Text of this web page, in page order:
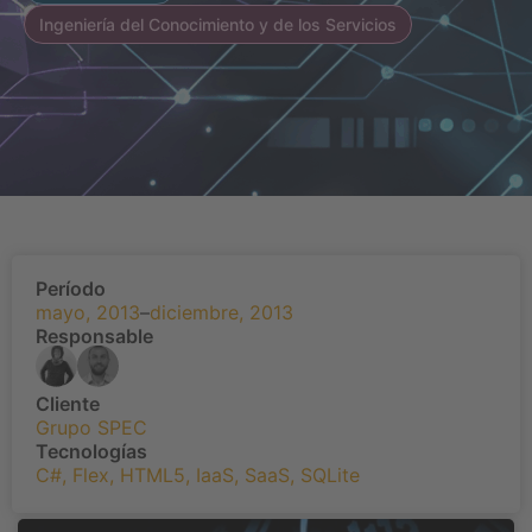
Ingeniería del Conocimiento y de los Servicios
Período
mayo, 2013–diciembre, 2013
Responsable
Cliente
Grupo SPEC
Tecnologías
C#, Flex, HTML5, IaaS, SaaS, SQLite